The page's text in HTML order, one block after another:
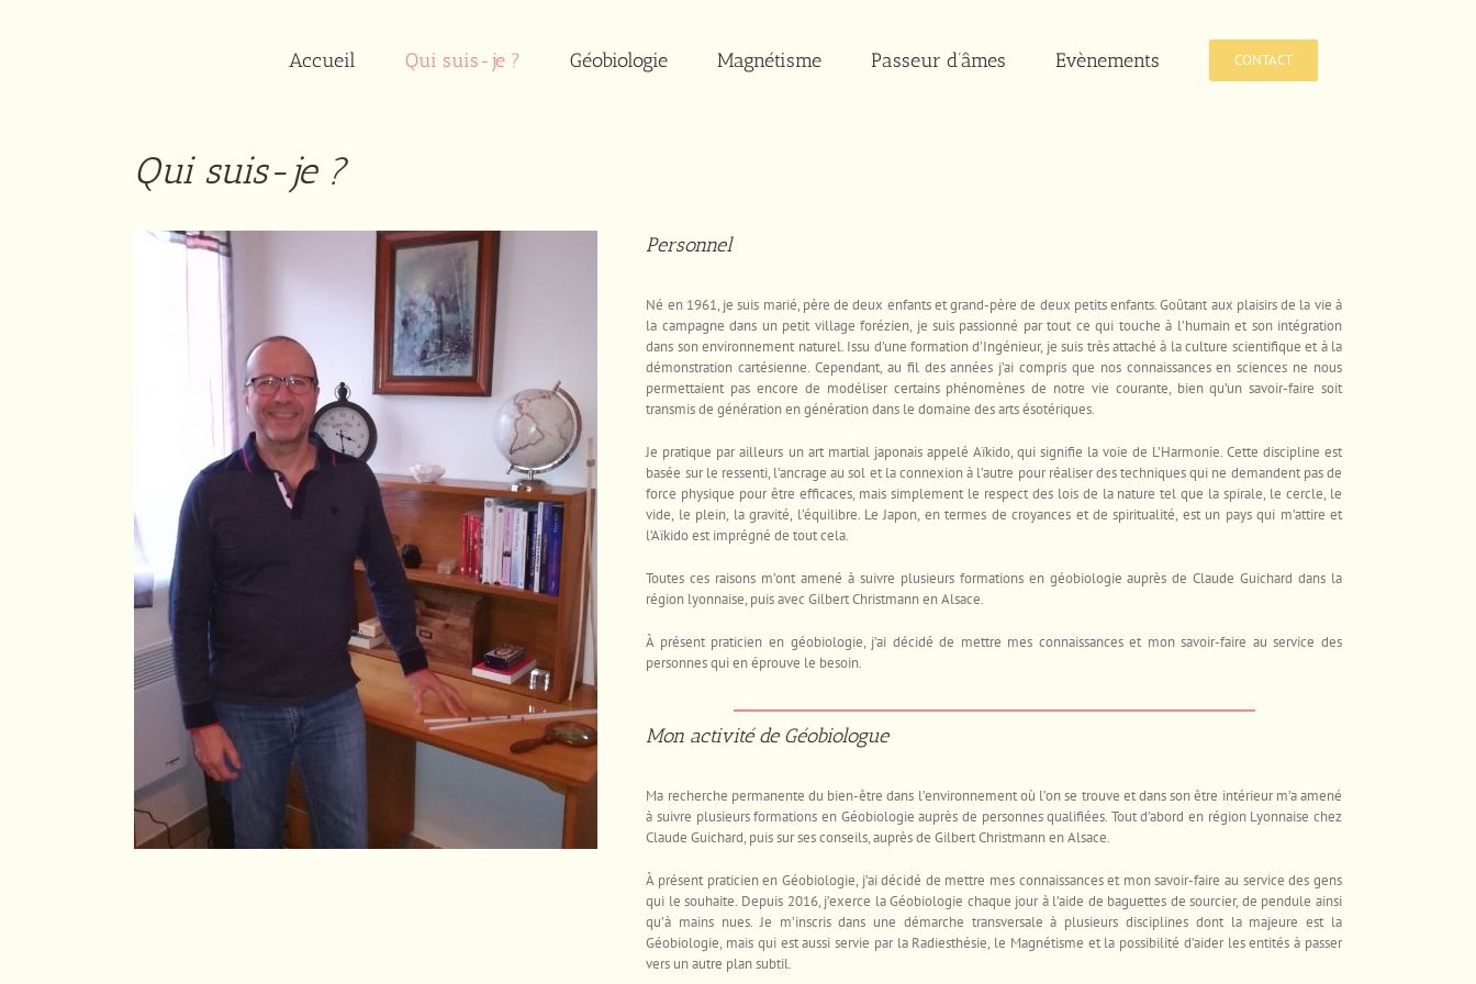
Accueil Qui suis-je ? Géobiologie Magnétisme Passeur d’âmes Evènements CONTACT
Qui suis-je ?
Personnel
Né en 1961, je suis marié, père de deux enfants et grand-père de deux petits enfants. Goûtant aux plaisirs de la vie à
la campagne dans un petit village forézien, je suis passionné par tout ce qui touche à l’humain et son intégration
dans son environnement naturel. Issu d’une formation d’Ingénieur, je suis très attaché à la culture scientifique et à la
démonstration cartésienne. Cependant, au fil des années j’ai compris que nos connaissances en sciences ne nous
permettaient pas encore de modéliser certains phénomènes de notre vie courante, bien qu’un savoir-faire soit
transmis de génération en génération dans le domaine des arts ésotériques.
Je pratique par ailleurs un art martial japonais appelé Aïkido, qui signifie la voie de L’Harmonie. Cette discipline est
basée sur le ressenti, l’ancrage au sol et la connexion à l’autre pour réaliser des techniques qui ne demandent pas de
force physique pour être efficaces, mais simplement le respect des lois de la nature tel que la spirale, le cercle, le
vide, le plein, la gravité, l’équilibre. Le Japon, en termes de croyances et de spiritualité, est un pays qui m’attire et
l’Aïkido est imprégné de tout cela.
Toutes ces raisons m’ont amené à suivre plusieurs formations en géobiologie auprès de Claude Guichard dans la
région lyonnaise, puis avec Gilbert Christmann en Alsace.
À présent praticien en géobiologie, j’ai décidé de mettre mes connaissances et mon savoir-faire au service des
personnes qui en éprouve le besoin.
Mon activité de Géobiologue
Ma recherche permanente du bien-être dans l’environnement où l’on se trouve et dans son être intérieur m’a amené
à suivre plusieurs formations en Géobiologie auprès de personnes qualifiées. Tout d’abord en région Lyonnaise chez
Claude Guichard, puis sur ses conseils, auprès de Gilbert Christmann en Alsace.
À présent praticien en Géobiologie, j’ai décidé de mettre mes connaissances et mon savoir-faire au service des gens
qui le souhaite. Depuis 2016, j’exerce la Géobiologie chaque jour à l’aide de baguettes de sourcier, de pendule ainsi
qu’à mains nues. Je m’inscris dans une démarche transversale à plusieurs disciplines dont la majeure est la
Géobiologie, mais qui est aussi servie par la Radiesthésie, le Magnétisme et la possibilité d’aider les entités à passer
vers un autre plan subtil.